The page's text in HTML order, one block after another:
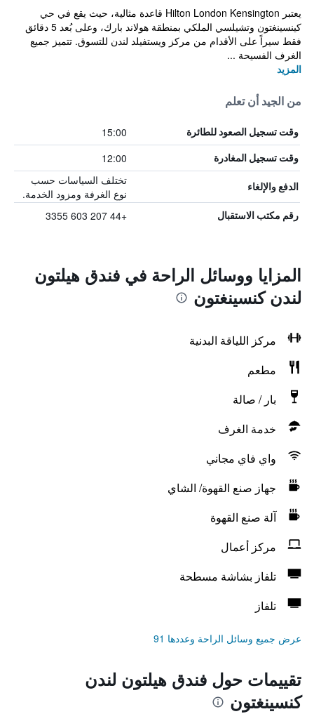
يعتبر Hilton London Kensington قاعدة مثالية، حيث يقع في حي
كينسينغتون وتشيلسي الملكي بمنطقة هولاند بارك، وعلى بُعد 5 دقائق
فقط سيراً على الأقدام من مركز ويستفيلد لندن للتسوق. تتميز جميع
الغرف الفسيحة ...
المزيد
من الجيد أن تعلم
وقت تسجيل الصعود للطائرة 15:00
وقت تسجيل المغادرة 12:00
الدفع والإلغاء
تختلف السياسات حسب
نوع الغرفة ومزود الخدمة.
رقم مكتب الاستقبال +44 207 603 3355
المزايا ووسائل الراحة في فندق هيلتون
لندن كنسينغتون
مركز اللياقة البدنية
مطعم
بار / صالة
خدمة الغرف
واي فاي مجاني
جهاز صنع القهوة/ الشاي
آلة صنع القهوة
مركز أعمال
تلفاز بشاشة مسطحة
تلفاز
عرض جميع وسائل الراحة وعددها 91
تقييمات حول فندق هيلتون لندن
كنسينغتون